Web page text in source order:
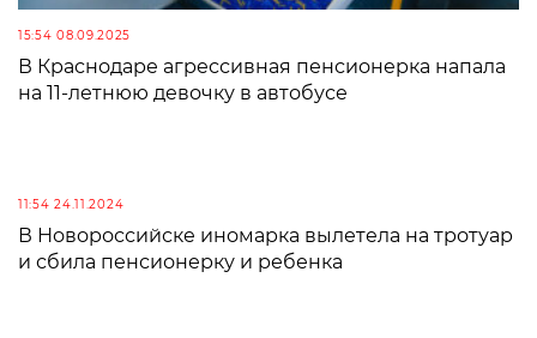
15:54 08.09.2025
В Краснодаре агрессивная пенсионерка напала
на 11-летнюю девочку в автобусе
11:54 24.11.2024
В Новороссийске иномарка вылетела на тротуар
и сбила пенсионерку и ребенка